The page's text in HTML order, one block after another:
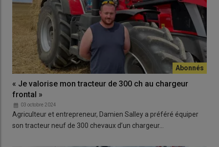
« Je valorise mon tracteur de 300 ch au chargeur
frontal »
03 octobre 2024
Agriculteur et entrepreneur, Damien Salley a préféré équiper
son tracteur neuf de 300 chevaux d’un chargeur…